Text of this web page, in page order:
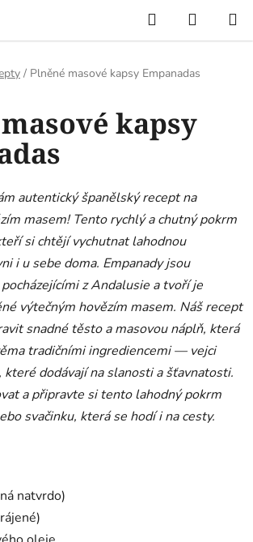
Hledat
KOŠÍK
/ Plněné masové kapsy Empanadas
kapsy
autentický španělský recept na
masem! Tento rychlý a chutný pokrm
si chtějí vychutnat lahodnou
i u sebe doma. Empanady jsou
z Andalusie a tvoří je
výtečným hovězím masem. Náš recept
snadné těsto a masovou náplň, která
tradičními ingrediencemi — vejci
které dodávají na slanosti a šťavnatosti.
a připravte si tento lahodný pokrm
svačinku, která se hodí i na cesty.
natvrdo)